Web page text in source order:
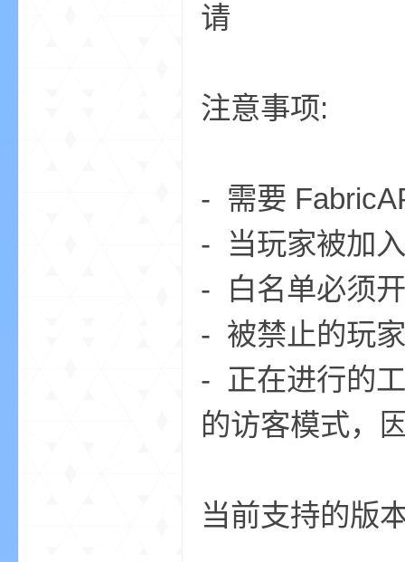
请
注意事项:
- 需要
- 当玩家被加
- 白名单必须
- 被禁止的玩
- 正在进行的
的访客模式，
当前支持的版